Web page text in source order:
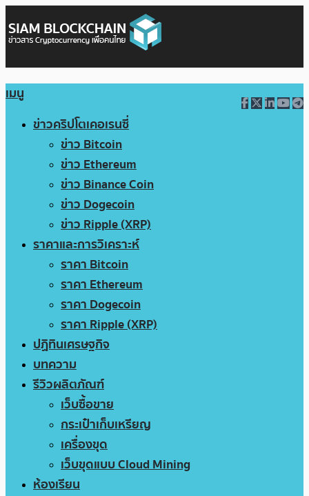
เมนู
ข่าวคริปโตเคอเรนซี่
ข่าว Bitcoin
ข่าว Ethereum
ข่าว Binance Coin
ข่าว Dogecoin
ข่าว Ripple (XRP)
ราคาและการวิเคราะห์
ราคา Bitcoin
ราคา Ethereum
ราคา Dogecoin
ราคา Ripple (XRP)
ปฏิทินเศรษฐกิจ
บทความ
รีวิวผลิตภัณฑ์
เว็บซื้อขาย
กระเป๋าเก็บเหรียญ
เครื่องขุด
เว็บขุดแบบ Cloud Mining
ห้องเรียน